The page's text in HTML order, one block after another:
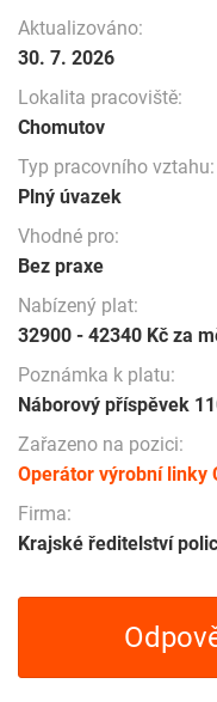
Aktualizováno:
30. 7. 2026
Lokalita pracoviště:
Chomutov
Typ pracovního vztahu:
Plný úvazek
Vhodné pro:
Bez praxe
Nabízený plat:
32900 - 42340 Kč za
Poznámka k platu:
Náborový příspěvek
Zařazeno na pozici:
Operátor výrobní linky
Firma:
Krajské ředitelství